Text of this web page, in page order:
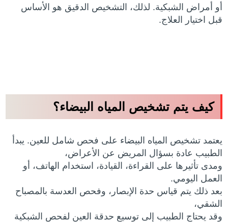
أو أمراض الشبكية. لذلك، التشخيص الدقيق هو الأساس
قبل اختيار العلاج.
كيف يتم تشخيص المياه البيضاء؟
يعتمد تشخيص المياه البيضاء على فحص شامل للعين. يبدأ
الطبيب عادة بسؤال المريض عن الأعراض،
ومدى تأثيرها على القراءة، القيادة، استخدام الهاتف، أو
العمل اليومي.
بعد ذلك يتم قياس حدة الإبصار، وفحص العدسة بالمصباح
الشقي،
وقد يحتاج الطبيب إلى توسيع حدقة العين لفحص الشبكية